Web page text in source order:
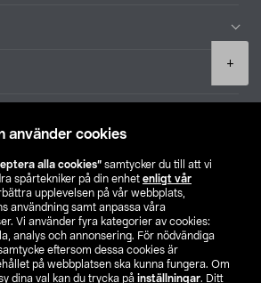
använder cookies
alla cookies” samtycker du till att vi
spårtekniker på din enhet enligt vår
upplevelsen på vår webbplats,
användning samt anpassa våra
Vi använder fyra kategorier av cookies:
analys och annonsering. För nödvändiga
eftersom dessa cookies är
på webbplatsen ska kunna fungera. Om
dina val kan du trycka på inställningar. Ditt
+
Hitta butik
SE NO FI